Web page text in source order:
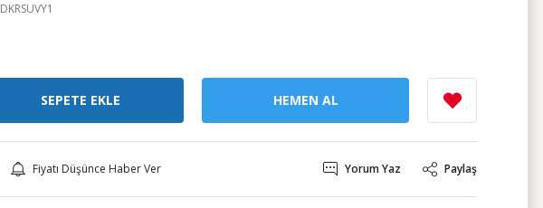
DKRSUVY1
SEPETE EKLE HEMEN AL
Fiyatı Düşünce Haber Ver Yorum Yaz Paylaş